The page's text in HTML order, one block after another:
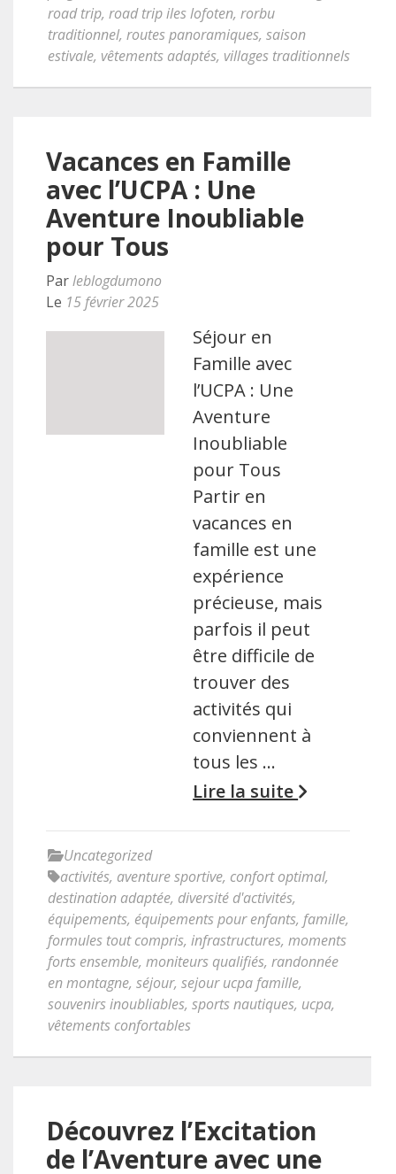
road trip, road trip iles lofoten, rorbu
traditionnel, routes panoramiques, saison
estivale, vêtements adaptés, villages traditionnels
Vacances en Famille
avec l’UCPA : Une
Aventure Inoubliable
pour Tous
Parleblogdumono
Le 15 février 2025
Séjour en
Famille avec
l’UCPA : Une
Aventure
Inoubliable
pour Tous
Partir en
vacances en
famille est une
expérience
précieuse, mais
parfois il peut
être difficile de
trouver des
activités qui
conviennent à
tous les …
Lire la suite
Uncategorized
activités, aventure sportive, confort optimal,
destination adaptée, diversité d'activités,
équipements, équipements pour enfants, famille,
formules tout compris, infrastructures, moments
forts ensemble, moniteurs qualifiés, randonnée
en montagne, séjour, sejour ucpa famille,
souvenirs inoubliables, sports nautiques, ucpa,
vêtements confortables
Découvrez l’Excitation
de l’Aventure avec une